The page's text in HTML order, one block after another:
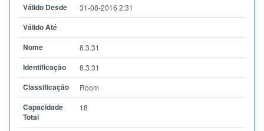
Válido Desde 31-08-2016 2:31
Válido Até
Nome
8.3.31
Identificação 8.3.31
Classificação Room
Capacidade
Total
18